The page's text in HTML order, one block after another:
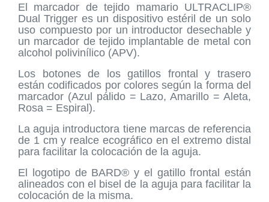
El marcador de tejido mamario ULTRACLIP®
Dual Trigger es un dispositivo estéril de un solo
uso compuesto por un introductor desechable y
un marcador de tejido implantable de metal con
alcohol polivinílico (APV).
Los botones de los gatillos frontal y trasero
están codificados por colores según la forma del
marcador (Azul pálido = Lazo, Amarillo = Aleta,
Rosa = Espiral).
La aguja introductora tiene marcas de referencia
de 1 cm y realce ecográfico en el extremo distal
para facilitar la colocación de la aguja.
El logotipo de BARD® y el gatillo frontal están
alineados con el bisel de la aguja para facilitar la
colocación de la misma.